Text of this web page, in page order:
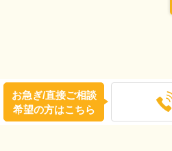
お急ぎ/直接ご相談
希望の方はこちら